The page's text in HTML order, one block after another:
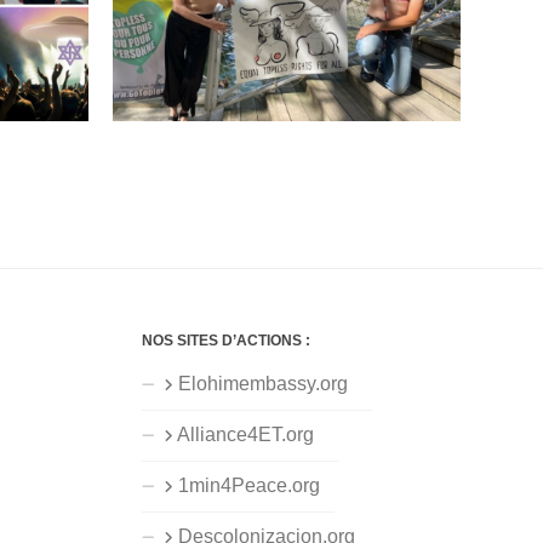
NOS SITES D’ACTIONS :
Elohimembassy.org
Alliance4ET.org
1min4Peace.org
Descolonizacion.org